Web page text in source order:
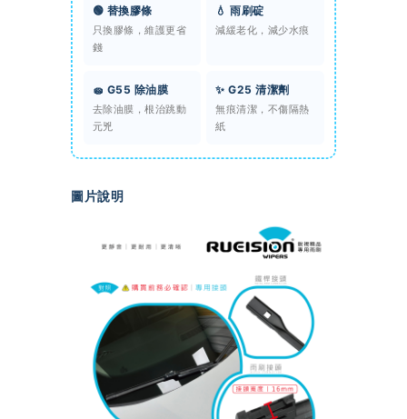
🟢 替換膠條
只換膠條，維護更省
錢
💧 雨刷碇
減緩老化，減少水痕
🧽 G55 除油膜
去除油膜，根治跳動
元兇
✨ G25 清潔劑
無痕清潔，不傷隔熱
紙
圖片說明